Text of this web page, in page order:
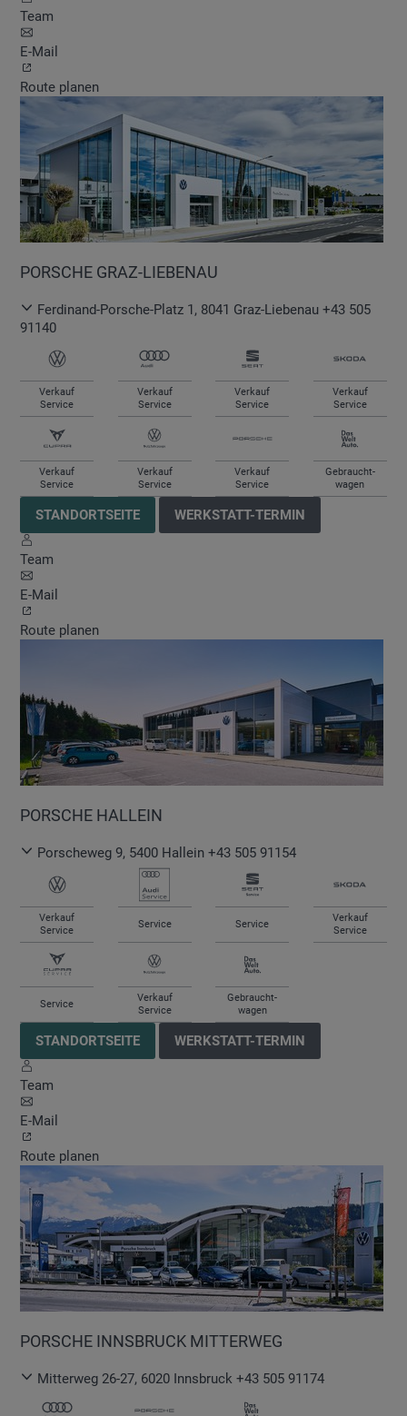
Team
E-Mail
Route planen
PORSCHE GRAZ-LIEBENAU
Ferdinand-Porsche-Platz 1, 8041 Graz-Liebenau +43 505
91140
Verkauf
Service
Verkauf
Service
Verkauf
Service
Verkauf
Service
Verkauf
Service
Verkauf
Service
Verkauf
Service
Gebraucht-
wagen
STANDORTSEITE WERKSTATT-TERMIN
Team
E-Mail
Route planen
PORSCHE HALLEIN
Porscheweg 9, 5400 Hallein +43 505 91154
Verkauf
Service
Service Service
Verkauf
Service
Service
Verkauf
Service
Gebraucht-
wagen
STANDORTSEITE WERKSTATT-TERMIN
Team
E-Mail
Route planen
PORSCHE INNSBRUCK MITTERWEG
Mitterweg 26-27, 6020 Innsbruck +43 505 91174